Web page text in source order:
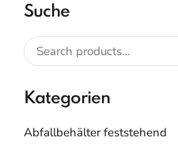
Suche
Kategorien
Abfallbehälter feststehend